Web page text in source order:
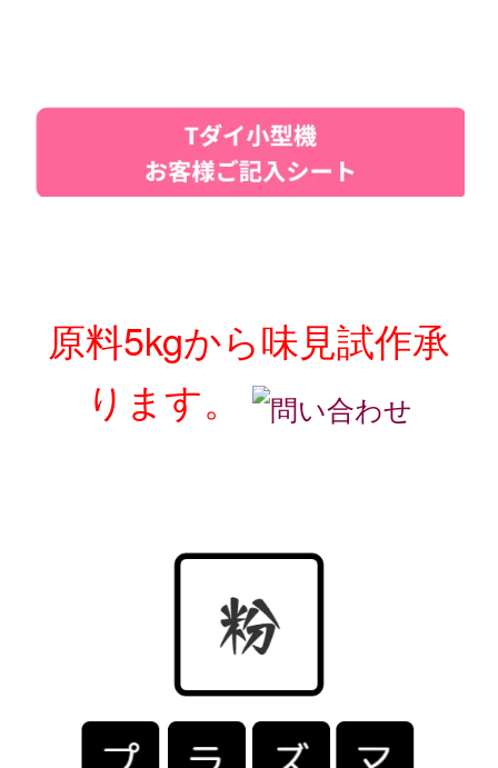
原料5kgから味見試作承
ります。